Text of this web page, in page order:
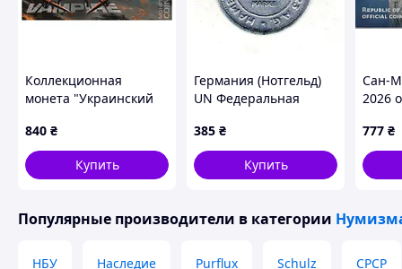
Коллекционная
монета "Украинский
"Vampire"
840 ₴
Купить
Германия (Нотгельд)
UN Федеральная
марки, 1923 год
Алюминий, 0.8g, ø
20.3mm No3775
385 ₴
Купить
Сан-
2026
777 ₴
Популярные производители в категории
НБУ Наследие Purflux Schulz СРСР